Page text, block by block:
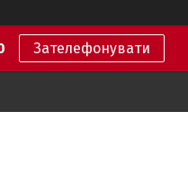
Зателефонувати